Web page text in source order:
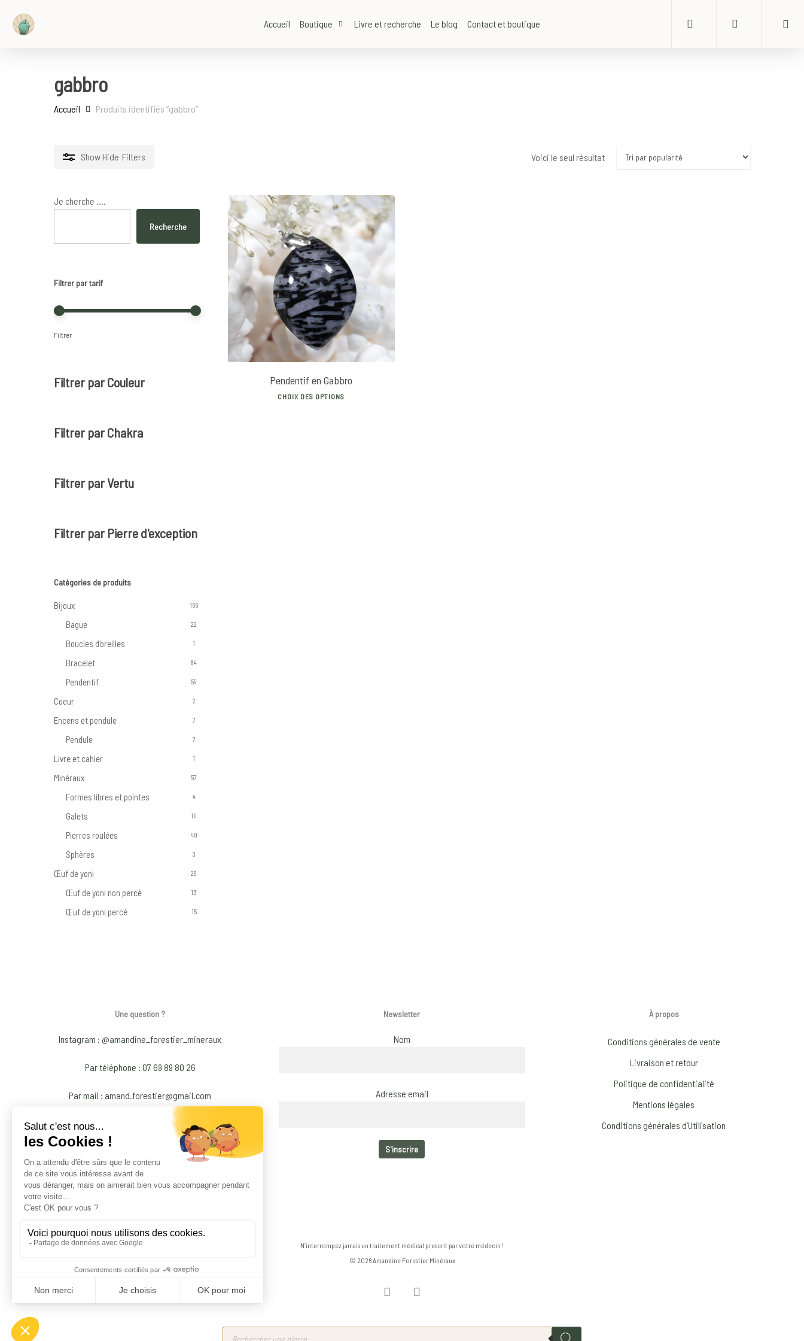
Accueil Boutique Livre et recherche Le blog Contact et boutique
gabbro
Accueil Produits identifiés “gabbro”
Show Hide Filters Voici le seul résultat
Je cherche ....
Recherche
Filtrer par tarif
Filtrer
Filtrer par Couleur
Filtrer par Chakra
Filtrer par Vertu
Filtrer par Pierre d'exception
Catégories de produits
Bijoux 166
Bague 22
Boucles d'oreilles 1
Bracelet 84
Pendentif 59
Coeur 2
Encens et pendule 7
Pendule 7
Livre et cahier 1
Minéraux 57
Formes libres et pointes 4
Galets 10
Pierres roulées 40
Sphères 3
Œuf de yoni 29
Œuf de yoni non percé 13
Œuf de yoni percé 15
22€
Pendentif en Gabbro
CHOIX DES OPTIONS
Une question ?
Instagram : @amandine_forestier_mineraux
Par téléphone : 07 69 89 80 26
Par mail : amand.forestier@gmail.com
Newsletter
Nom
Adresse email
À propos
Conditions générales de vente
Livraison et retour
Politique de confidentialité
Mentions légales
Conditions générales d’Utilisation
N’interrompez jamais un traitement médical prescrit par votre médecin !
© 2026 Amandine Forestier Minéraux
facebook instagram
Products